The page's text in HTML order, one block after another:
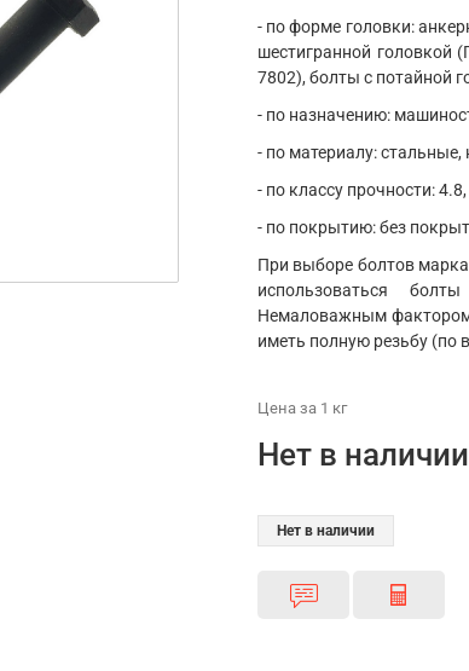
- по форме головки:
шестигранной головкой
7802), болты с потайной
- по назначению:
- по материалу:
- по классу прочности:
- по покрытию: без
При выборе болтов
использоваться
Немаловажным фактором
иметь полную резьбу (по
Цена за 1 кг
Нет в наличии
Нет в наличии